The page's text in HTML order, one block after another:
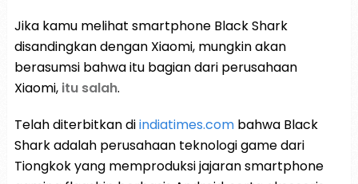
Jika kamu melihat smartphone Black Shark
disandingkan dengan Xiaomi, mungkin akan
berasumsi bahwa itu bagian dari perusahaan
Xiaomi, itu salah.
Telah diterbitkan diindiatimes.combahwa Black
Shark adalah perusahaan teknologi game dari
Tiongkok yang memproduksi jajaran smartphone